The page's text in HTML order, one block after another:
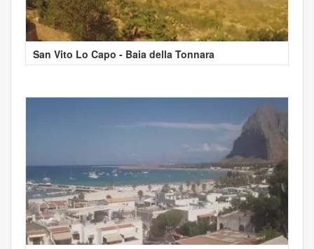
San Vito Lo Capo - Baia della Tonnara